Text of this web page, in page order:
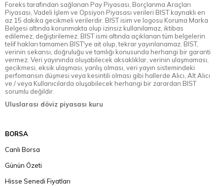
Foreks tarafından sağlanan Pay Piyasası, Borçlanma Araçları
Piyasası, Vadeli İşlem ve Opsiyon Piyasası verileri BIST kaynaklı en
az 15 dakika gecikmeli verilerdir. BIST isim ve logosu Koruma Marka
Belgesi altında korunmakta olup izinsiz kullanılamaz, iktibas
edilemez, değiştirilemez. BIST ismi altında açıklanan tüm belgelerin
telif hakları tamamen BIST'ye ait olup, tekrar yayınlanamaz. BIST,
verinin sekansı, doğruluğu ve tamlığı konusunda herhangi bir garanti
vermez. Veri yayınında oluşabilecek aksaklıklar, verinin ulaşmaması,
gecikmesi, eksik ulaşması, yanlış olması, veri yayın sistemindeki
perfomansın düşmesi veya kesintili olması gibi hallerde Alıcı, Alt Alıcı
ve / veya Kullanıcılarda oluşabilecek herhangi bir zarardan BIST
sorumlu değildir.
Uluslarası döviz piyasası kuru
BORSA
Canlı Borsa
Günün Özeti
Hisse Senedi Fiyatları